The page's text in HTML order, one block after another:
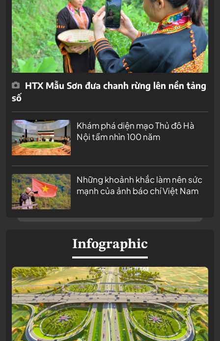
HTX Mẫu Sơn đưa chanh rừng lên nền tảng
số
Khám phá diện mạo Thủ đô Hà
Nội tầm nhìn 100 năm
Những khoảnh khắc làm nên sức
mạnh của ảnh báo chí Việt Nam
Infographic